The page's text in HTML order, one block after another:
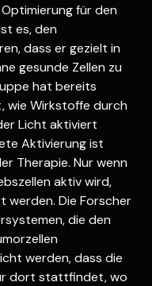
für den
es, den
dass er gezielt in
gesunde Zellen zu
hat bereits
wie Wirkstoffe durch
Licht aktiviert
Aktivierung ist
Therapie. Nur wenn
aktiv wird,
werden. Die Forscher
die den
werden, dass die
dort stattfindet, wo